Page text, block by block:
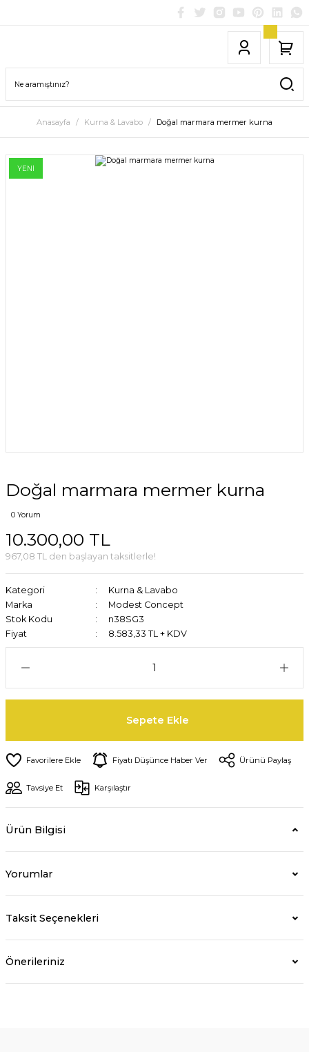
Anasayfa Kurna & Lavabo Doğal marmara mermer kurna
YENİ
Doğal marmara mermer kurna
0 Yorum
10.300,00 TL
967,08 TL den başlayan taksitlerle!
Kategori
Kurna & Lavabo
Marka
Modest Concept
Stok Kodu
n38SG3
Fiyat
8.583,33 TL + KDV
Sepete Ekle
Fiyatı Düşünce Haber Ver Ürünü Paylaş
Tavsiye Et Karşılaştır
Ürün Bilgisi
Yorumlar
Taksit Seçenekleri
Önerileriniz